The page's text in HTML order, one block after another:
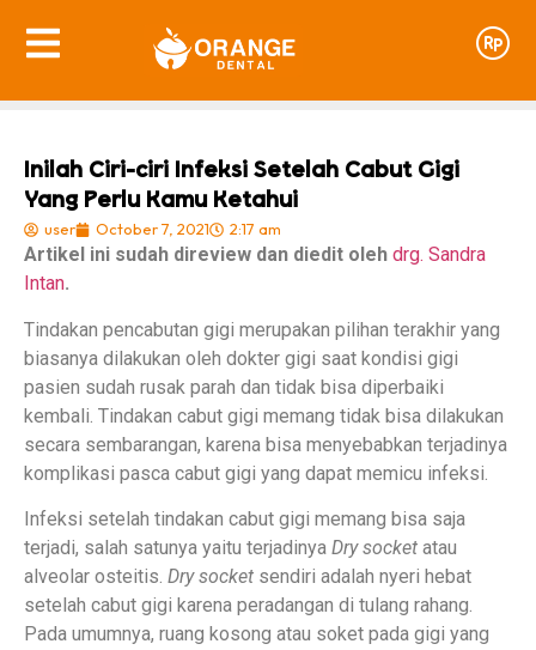
Inilah Ciri-ciri Infeksi Setelah Cabut Gigi
Yang Perlu Kamu Ketahui
user October 7, 2021 2:17 am
Artikel ini sudah direview dan diedit oleh drg. Sandra
Intan.
Tindakan pencabutan gigi merupakan pilihan terakhir yang
biasanya dilakukan oleh dokter gigi saat kondisi gigi
pasien sudah rusak parah dan tidak bisa diperbaiki
kembali. Tindakan cabut gigi memang tidak bisa dilakukan
secara sembarangan, karena bisa menyebabkan terjadinya
komplikasi pasca cabut gigi yang dapat memicu infeksi.
Infeksi setelah tindakan cabut gigi memang bisa saja
terjadi, salah satunya yaitu terjadinya Dry socket atau
alveolar osteitis. Dry socket sendiri adalah nyeri hebat
setelah cabut gigi karena peradangan di tulang rahang.
Pada umumnya, ruang kosong atau soket pada gigi yang